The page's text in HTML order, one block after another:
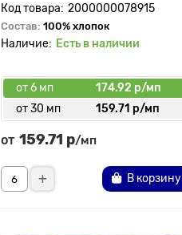
2000000078915
Состав: 100% хлопок
Есть в наличии
от 6 мп
174.92 р/мп
от 30 мп
159.71 р/мп
от 159.71 р/мп
В корзину